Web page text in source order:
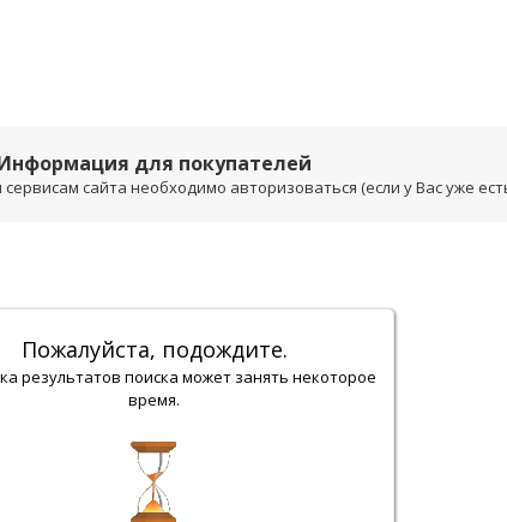
для покупателей
сайта необходимо авторизоваться (если у Вас уже
Пожалуйста, подождите.
результатов поиска может занять некоторое
время.